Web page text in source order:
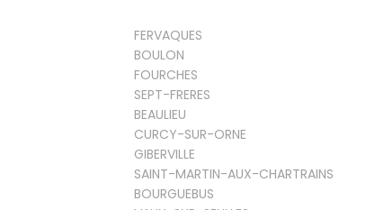
FERVAQUES
BOULON
FOURCHES
SEPT-FRERES
BEAULIEU
CURCY-SUR-ORNE
GIBERVILLE
SAINT-MARTIN-AUX-CHARTRAINS
BOURGUEBUS